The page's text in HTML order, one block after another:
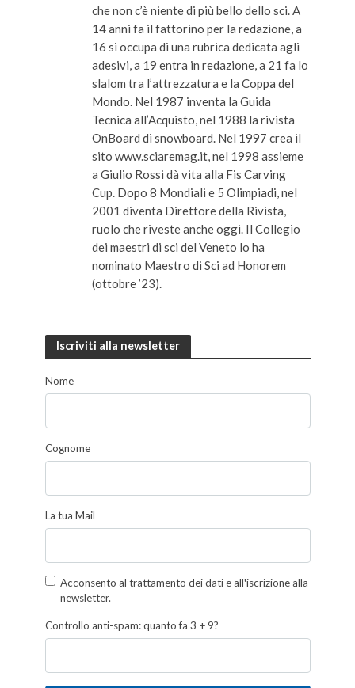
che non c’è niente di più bello dello sci. A
14 anni fa il fattorino per la redazione, a
16 si occupa di una rubrica dedicata agli
adesivi, a 19 entra in redazione, a 21 fa lo
slalom tra l’attrezzatura e la Coppa del
Mondo. Nel 1987 inventa la Guida
Tecnica all’Acquisto, nel 1988 la rivista
OnBoard di snowboard. Nel 1997 crea il
sito www.sciaremag.it, nel 1998 assieme
a Giulio Rossi dà vita alla Fis Carving
Cup. Dopo 8 Mondiali e 5 Olimpiadi, nel
2001 diventa Direttore della Rivista,
ruolo che riveste anche oggi. Il Collegio
dei maestri di sci del Veneto lo ha
nominato Maestro di Sci ad Honorem
(ottobre ’23).
Iscriviti alla newsletter
Nome
Cognome
La tua Mail
Acconsento al trattamento dei dati e all'iscrizione alla
newsletter.
Controllo anti-spam: quanto fa 3 + 9?